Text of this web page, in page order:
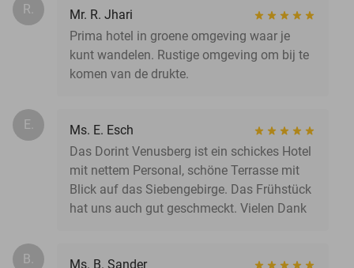
R.
Mr. R. Jhari
Prima hotel in groene omgeving waar je
kunt wandelen. Rustige omgeving om bij te
komen van de drukte.
E.
Ms. E. Esch
Das Dorint Venusberg ist ein schickes Hotel
mit nettem Personal, schöne Terrasse mit
Blick auf das Siebengebirge. Das Frühstück
hat uns auch gut geschmeckt. Vielen Dank
B.
Ms. B. Sander